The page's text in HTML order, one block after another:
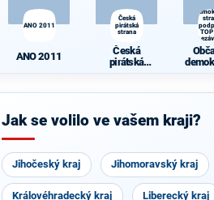
ANO 2011
ANO 2011
Česká
pirátská
strana
Česká
pirátská
Jak se volilo ve vašem kraji?
Jihočeský kraj Jihomoravský kraj
Královéhradecký kraj Liberecký kraj